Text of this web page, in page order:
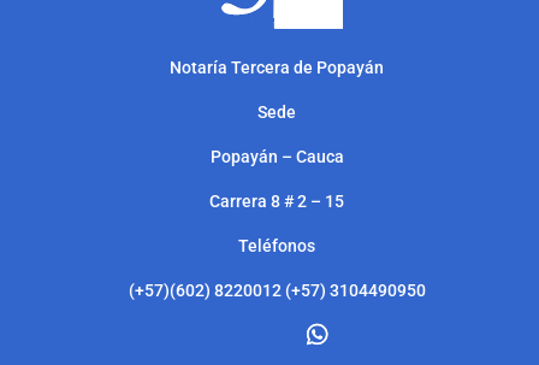
Notaría Tercera de Popayán
Sede
Popayán – Cauca
Carrera 8 # 2 – 15
Teléfonos
(+57)(602) 8220012 (+57) 3104490950